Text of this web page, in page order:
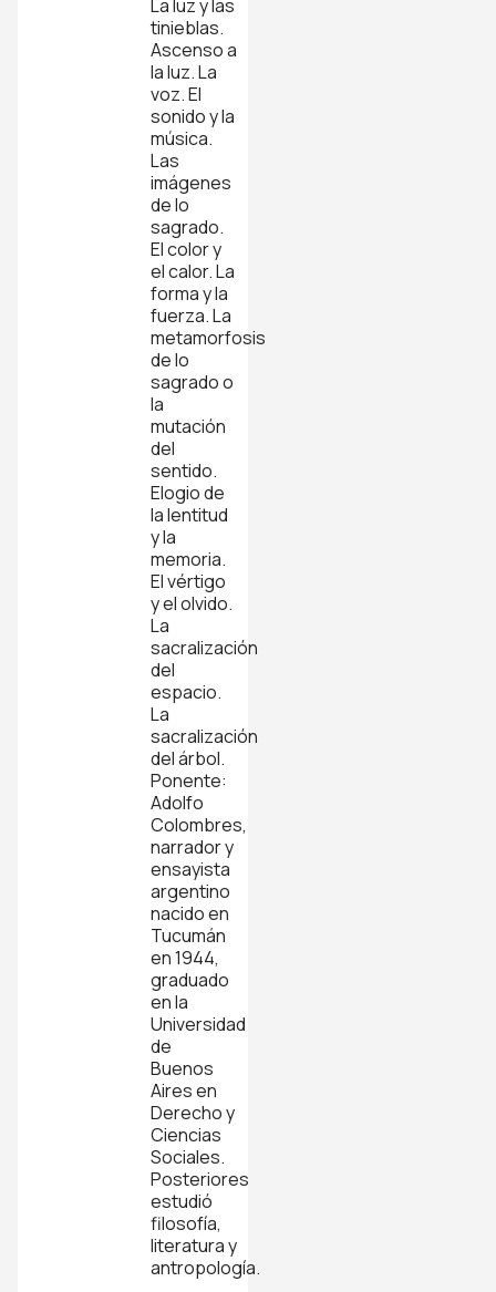
La luz y las
tinieblas.
Ascenso a
la luz. La
voz. El
sonido y la
música.
Las
imágenes
de lo
sagrado.
El color y
el calor. La
forma y la
fuerza. La
metamorfosis
de lo
sagrado o
la
mutación
del
sentido.
Elogio de
la lentitud
y la
memoria.
El vértigo
y el olvido.
La
sacralización
del
espacio.
La
sacralización
del árbol.
Ponente:
Adolfo
Colombres,
narrador y
ensayista
argentino
nacido en
Tucumán
en 1944,
graduado
en la
Universidad
de
Buenos
Aires en
Derecho y
Ciencias
Sociales.
Posteriores
estudió
filosofía,
literatura y
antropología.